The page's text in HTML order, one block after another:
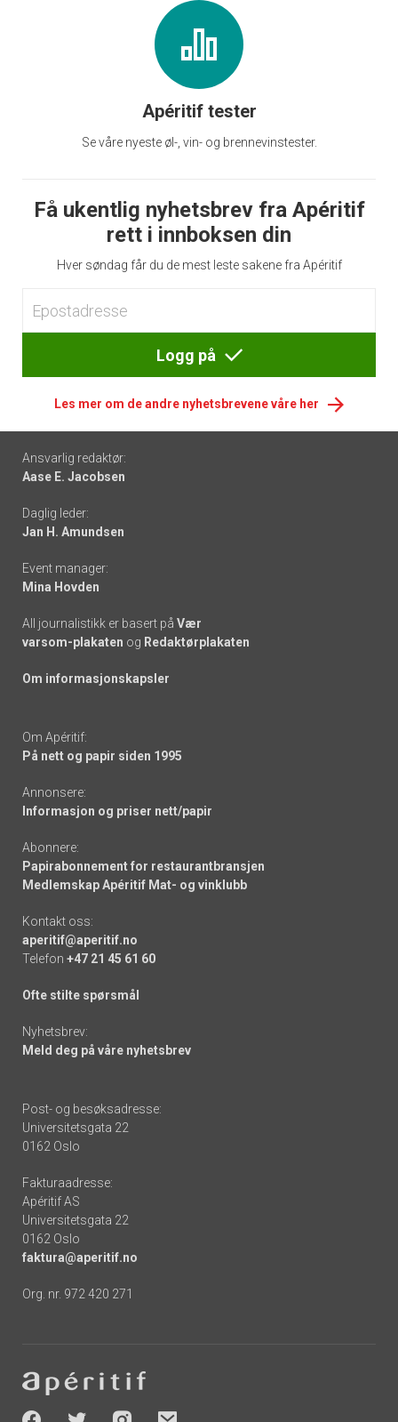
Apéritif tester
Se våre nyeste øl-, vin- og brennevinstester.
Få ukentlig nyhetsbrev fra Apéritif
rett i innboksen din
Hver søndag får du de mest leste sakene fra Apéritif
Logg på
Les mer om de andre nyhetsbrevene våre her
Footer
-
links
Ansvarlig redaktør:
Aase E. Jacobsen
Daglig leder:
Jan H. Amundsen
Event manager:
Mina Hovden
All journalistikk er basert på Vær
varsom-plakaten og Redaktørplakaten
Om informasjonskapsler
Om Apéritif:
På nett og papir siden 1995
Annonsere:
Informasjon og priser nett/papir
Abonnere:
Papirabonnement for restaurantbransjen
Medlemskap Apéritif Mat- og vinklubb
Kontakt oss:
aperitif@aperitif.no
Telefon +47 21 45 61 60
Ofte stilte spørsmål
Nyhetsbrev:
Meld deg på våre nyhetsbrev
Post- og besøksadresse:
Universitetsgata 22
0162 Oslo
Fakturaadresse:
Apéritif AS
Universitetsgata 22
0162 Oslo
faktura@aperitif.no
Org. nr. 972 420 271
-